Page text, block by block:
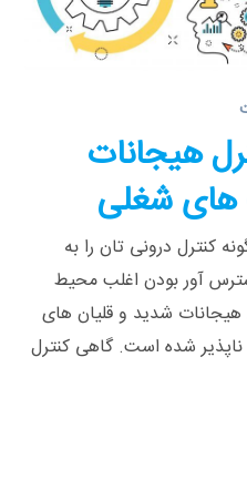
هیجانات
های شغلی
4 دقیقه چگونه کنترل درونی تان را به
آور بودن اغلب محیط
شدید و قلیان های
شده است. گاهی کنترل